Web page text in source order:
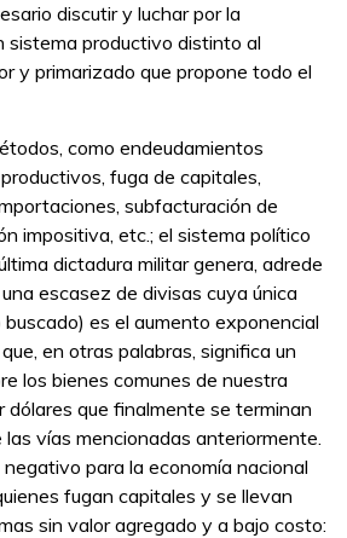
discutir y luchar por la
sistema productivo distinto al
y primarizado que propone todo el
como endeudamientos
fuga de capitales,
subfacturación de
impositiva, etc.; el sistema político
dictadura militar genera, adrede
escasez de divisas cuya única
es el aumento exponencial
en otras palabras, significa un
los bienes comunes de nuestra
dólares que finalmente se terminan
vías mencionadas anteriormente.
negativo para la economía nacional
fugan capitales y se llevan
sin valor agregado y a bajo costo: